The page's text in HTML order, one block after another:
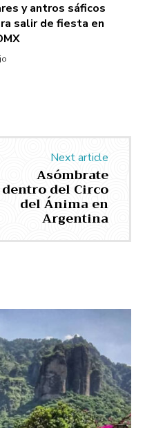
y antros sáficos
salir de fiesta en
Next article
Asómbrate
dentro del Circo
del Ánima en
Argentina